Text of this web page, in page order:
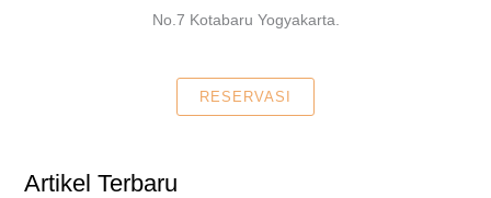
No.7 Kotabaru Yogyakarta.
RESERVASI
Artikel Terbaru